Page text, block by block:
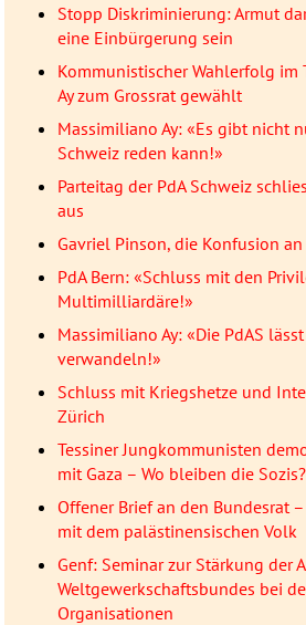
Stopp Diskriminierung: Armut
eine Einbürgerung sein
Kommunistischer Wahlerfolg im
Ay zum Grossrat gewählt
Massimiliano Ay: «Es gibt nicht
Schweiz reden kann!»
Parteitag der PdA Schweiz
aus
Gavriel Pinson, die Konfusion
PdA Bern: «Schluss mit den
Multimilliardäre!»
Massimiliano Ay: «Die PdAS
verwandeln!»
Schluss mit Kriegshetze und
Zürich
Tessiner Jungkommunisten
mit Gaza – Wo bleiben die Sozis?
Offener Brief an den Bundesrat
mit dem palästinensischen Volk
Genf: Seminar zur Stärkung der
Weltgewerkschaftsbundes bei
Organisationen